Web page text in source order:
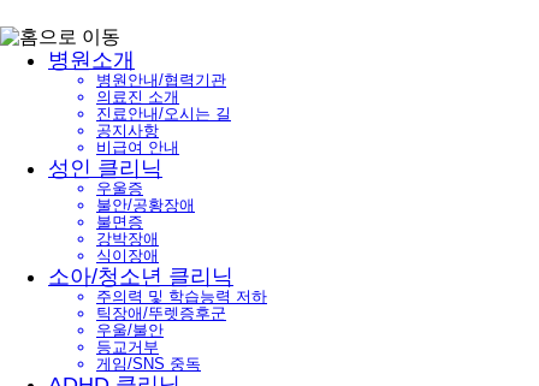
병원소개
병원안내/협력기관
의료진 소개
진료안내/오시는 길
공지사항
비급여 안내
성인 클리닉
우울증
불안/공황장애
불면증
강박장애
식이장애
소아/청소년 클리닉
주의력 및 학습능력 저하
틱장애/뚜렛증후군
우울/불안
등교거부
게임/SNS 중독